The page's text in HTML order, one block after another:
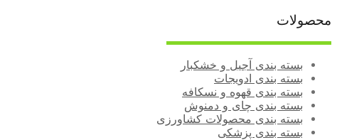
محصولات
بسته بندی آجیل و خشکبار
بسته‌ بندی ادویجات
بسته بندی قهوه و نسکافه
بسته بندی چای و دمنوش
بسته بندی محصولات کشاورزی
بسته بندی پزشکی